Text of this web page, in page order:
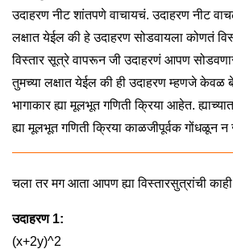
उदाहरण नीट शांतपणे वाचायचं. उदाहरण नीट
लक्षात येईल की हे उदाहरण सोडवायला कोणतं
विस्तार सूत्रे वापरून जी उदाहरणं आपण
तुमच्या लक्षात येईल की ही उदाहरण म्हणजे केवळ
भागाकार ह्या मूलभूत गणिती क्रिया आहेत.
ह्या मूलभूत गणिती क्रिया काळजीपूर्वक गोंधळून न
चला तर मग आता आपण ह्या विस्तारसुत्रांची
उदाहरण 1:
(x+2y)^2